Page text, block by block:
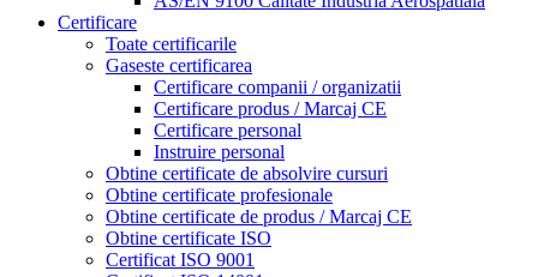
Certificare
Toate certificarile
Gaseste certificarea
Certificare companii / organizatii
Certificare produs / Marcaj CE
Certificare personal
Instruire personal
Obtine certificate de absolvire cursuri
Obtine certificate profesionale
Obtine certificate de produs / Marcaj CE
Obtine certificate ISO
Certificat ISO 9001